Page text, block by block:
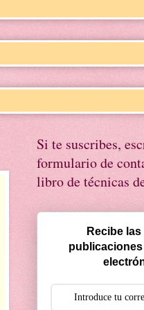
Si te suscribes,
formulario de
libro de técnicas
Recibe